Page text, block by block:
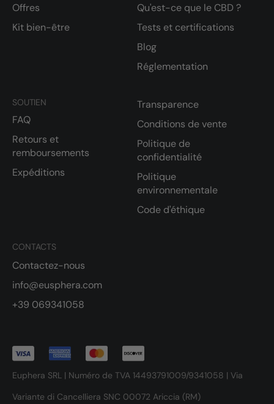
Offres
Kit bien-être
Qu'est-ce que le CBD ?
Tests et certifications
Blog
Réglementation
CONTACTS
Contactez-nous
info@eusphera.com
+39 069341058
SOUTIEN
FAQ
Retours et
remboursements
Expéditions
Transparence
Conditions de vente
Politique de
confidentialité
Politique
environnementale
Code d'éthique
Euphera SRL | Numéro de TVA 14493791009/9341058 | Via
Variante di Cancelliera SNC 00072 Ariccia (RM)